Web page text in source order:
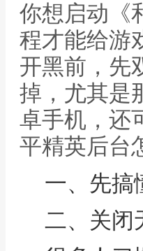
你想启动《
程才能给游
开黑前，先
掉，尤其是
卓手机，还
平精英后台
一、先搞
二、关闭